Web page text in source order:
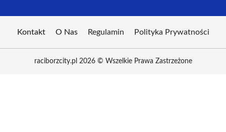
Kontakt O Nas Regulamin Polityka Prywatności
raciborzcity.pl 2026 © Wszelkie Prawa Zastrzeżone